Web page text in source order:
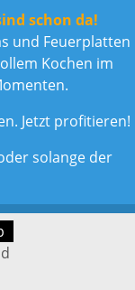
schon da!
und Feuerplatten
Kochen im
Jetzt profitieren!
solange der